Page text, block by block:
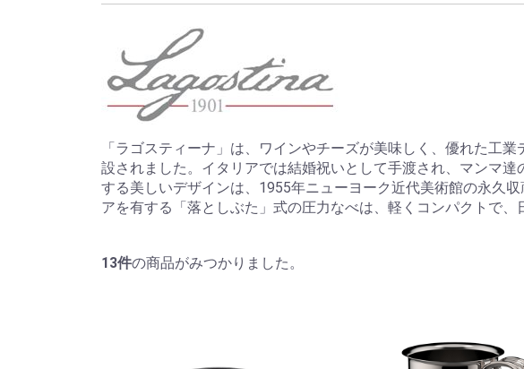
「ラゴスティーナ」は、ワインやチーズが美味しく、優れた工
設されました。イタリアでは結婚祝いとして手渡され、マンマ
する美しいデザインは、1955年ニューヨーク近代美術館の永久
アを有する「落としぶた」式の圧力なべは、軽くコンパクトで、
13件の商品がみつかりました。